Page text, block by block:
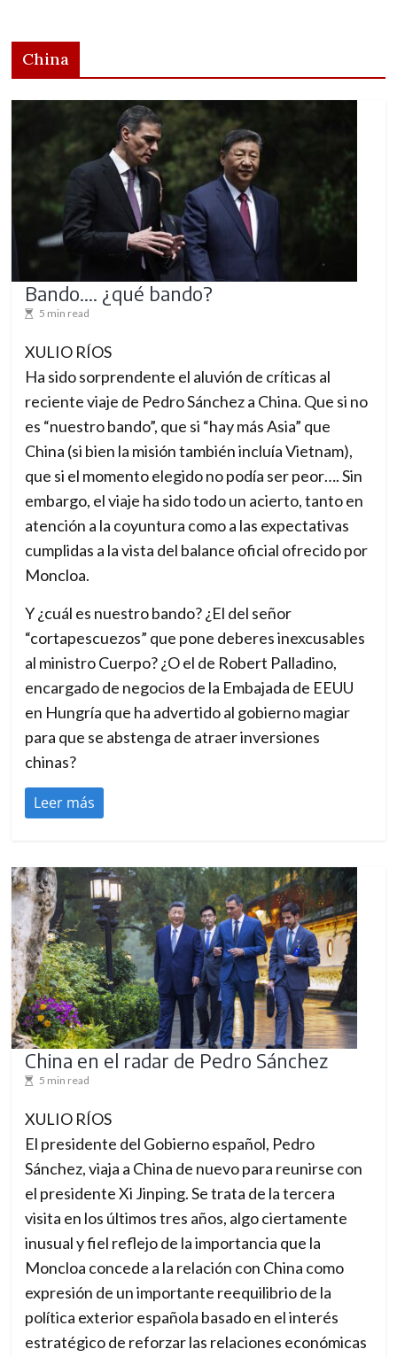
m
d
n
a
c
i
o
n
a
l
p
a
r
a
n
m
u
n
d
o
e
n
c
m
b
i
o
–
T
h
e
n
e
w
i
n
t
e
r
n
a
t
i
China
Bando…. ¿qué bando?
5 min read
XULIO RÍOS
Ha sido sorprendente el aluvión de críticas al
reciente viaje de Pedro Sánchez a China. Que si no
es “nuestro bando”, que si “hay más Asia” que
China (si bien la misión también incluía Vietnam),
que si el momento elegido no podía ser peor…. Sin
embargo, el viaje ha sido todo un acierto, tanto en
atención a la coyuntura como a las expectativas
cumplidas a la vista del balance oficial ofrecido por
Moncloa.
Y ¿cuál es nuestro bando? ¿El del señor
“cortapescuezos” que pone deberes inexcusables
al ministro Cuerpo? ¿O el de Robert Palladino,
encargado de negocios de la Embajada de EEUU
en Hungría que ha advertido al gobierno magiar
para que se abstenga de atraer inversiones
chinas?
Leer más
China en el radar de Pedro Sánchez
5 min read
XULIO RÍOS
El presidente del Gobierno español, Pedro
Sánchez, viaja a China de nuevo para reunirse con
el presidente Xi Jinping. Se trata de la tercera
visita en los últimos tres años, algo ciertamente
inusual y fiel reflejo de la importancia que la
Moncloa concede a la relación con China como
expresión de un importante reequilibrio de la
política exterior española basado en el interés
estratégico de reforzar las relaciones económicas